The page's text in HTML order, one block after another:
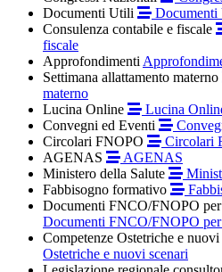
Documenti Utili
Documenti
Consulenza contabile e fiscale
fiscale
Approfondimenti
Settimana allattamento materno
materno
Lucina Online
Lucina
Convegni ed Eventi
Circolari FNOPO
Circolari
AGENAS
AGENAS
Ministero della Salute
Fabbisogno formativo
Documenti FNCO/FNOPO
Documenti FNCO/FNOPO
Competenze Ostetriche e nuovi
Ostetriche e nuovi scenari